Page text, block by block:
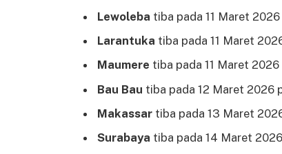
Lewoleba tiba pada 11 Maret
Larantuka tiba pada 11 Maret
Maumere tiba pada 11 Maret
Bau Bau tiba pada 12 Maret 2026
Makassar tiba pada 13 Maret
Surabaya tiba pada 14 Maret